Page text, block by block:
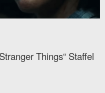
Things“ Staffel